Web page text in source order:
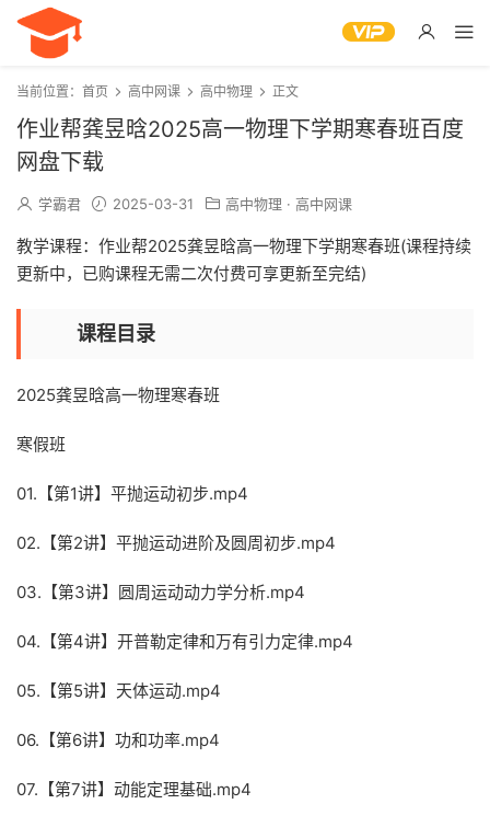
当前位置： 首页 高中网课 高中物理 正文
作业帮龚昱晗2025高一物理下学期寒春班百度
网盘下载
学霸君 2025-03-31 高中物理 · 高中网课
教学课程：作业帮2025龚昱晗高一物理下学期寒春班(课程持续
更新中，已购课程无需二次付费可享更新至完结)
课程目录
2025龚昱晗高一物理寒春班
寒假班
01.【第1讲】平抛运动初步.mp4
02.【第2讲】平抛运动进阶及圆周初步.mp4
03.【第3讲】圆周运动动力学分析.mp4
04.【第4讲】开普勒定律和万有引力定律.mp4
05.【第5讲】天体运动.mp4
06.【第6讲】功和功率.mp4
07.【第7讲】动能定理基础.mp4